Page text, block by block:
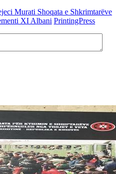
Murati Shoqata e Shkrimtarëve
XI Albani PrintingPress